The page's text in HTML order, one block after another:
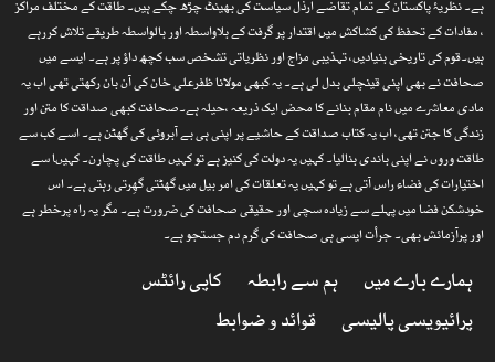
ہے۔ نظریۂ پاکستان کے تمام تقاضے ارذل سیاست کی بھینٹ چڑھ چکے ہیں۔ طاقت کے مختلف مراکز
، مفادات کے تحفظ کی کشاکش میں اقتدار پر گرفت کے بلاواسطہ اور بالواسطہ طریقے تلاش کررہے
ہیں۔قوم کی تاریخی بنیادیں، تہذیبی مزاج اور نظریاتی تشخص سب کچھ داؤ پر ہے۔ ایسے میں
صحافت نے بھی اپنی قینچلی بدل لی ہے۔ یہ کبھی مولانا ظفرعلی خان کی آن بان رکھتی تھی اب یہ
مادی معاشرے میں نام مقام بنانے کا محض ایک ذریعہ ،حیلہ ہے۔صحافت کبھی صداقت کا متن اور
زندگی کا جتن تھی، اب یہ کتاب صداقت کے حاشیے پر اپنی ہی بے آبروئی کی گھٹن ہے۔ اسے کب سے
طاقت وروں نے اپنی باندی بنالیا۔ کہیں یہ دولت کی کنیز ہے تو کہیں طاقت کی پچارن۔ کہیںا سے
اختیارات کی فضاء راس آتی ہے تو کہیں یہ تعلقات کی امر بیل میں گھٹتی گھِرتی رہتی ہے۔ اس
خودشکن فضا میں پہلے سے زیادہ سچی اور حقیقی صحافت کی ضرورت ہے۔ مگر یہ راہ پرخطر ہے
اور پرآزمائش بھی۔ جرأت ایسی ہی صحافت کی گرم دم جستجو ہے۔
ہمارے بارے میں ہم سے رابطہ
کاپی رائٹس
پرائیویسی پالیسی
قوائد و ضوابط